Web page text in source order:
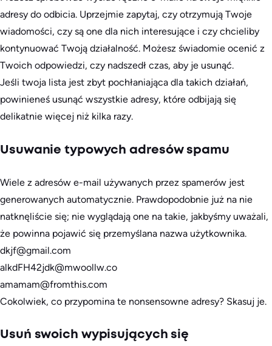
adresy do odbicia. Uprzejmie zapytaj, czy otrzymują Twoje
wiadomości, czy są one dla nich interesujące i czy chcieliby
kontynuować Twoją działalność. Możesz świadomie ocenić z
Twoich odpowiedzi, czy nadszedł czas, aby je usunąć.
Jeśli twoja lista jest zbyt pochłaniająca dla takich działań,
powinieneś usunąć wszystkie adresy, które odbijają się
delikatnie więcej niż kilka razy.
Usuwanie typowych adresów spamu
Wiele z adresów e-mail używanych przez spamerów jest
generowanych automatycznie. Prawdopodobnie już na nie
natknęliście się; nie wyglądają one na takie, jakbyśmy uważali,
że powinna pojawić się przemyślana nazwa użytkownika.
dkjf@gmail.com
alkdFH42jdk@mwoollw.co
amamam@fromthis.com
Cokolwiek, co przypomina te nonsensowne adresy? Skasuj je.
Usuń swoich wypisujących się